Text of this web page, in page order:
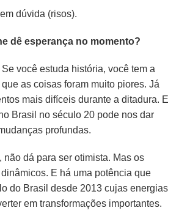
dúvida (risos).
dê esperança no momento?
você estuda história, você tem a
as coisas foram muito piores. Já
mais difíceis durante a ditadura. E
Brasil no século 20 pode nos dar
profundas.
não dá para ser otimista. Mas os
E há uma potência que
do Brasil desde 2013 cujas energias
em transformações importantes.